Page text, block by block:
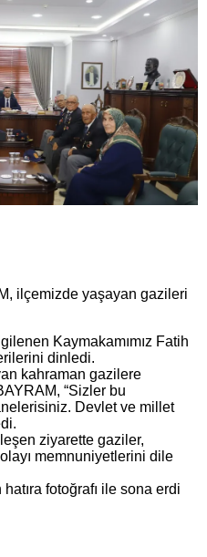
ilçemizde yaşayan gazileri
Kaymakamımız Fatih
dinledi.
kahraman gazilere
“Sizler bu
Devlet ve millet
ziyarette gaziler,
memnuniyetlerini dile
fotoğrafı ile sona erdi